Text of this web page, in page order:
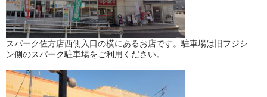
スパーク佐方店西側入口の横にあるお店です。駐車場は旧フジシ
ン側のスパーク駐車場をご利用ください。